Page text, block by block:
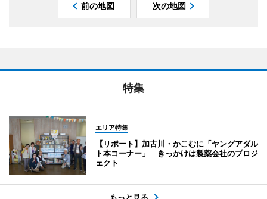
前の地図 次の地図
特集
エリア特集
【リポート】加古川・かこむに「ヤングアダル
ト本コーナー」 きっかけは製薬会社のプロジ
ェクト